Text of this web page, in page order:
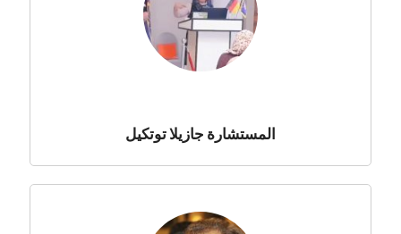
المستشارة جازيلا توتكيل